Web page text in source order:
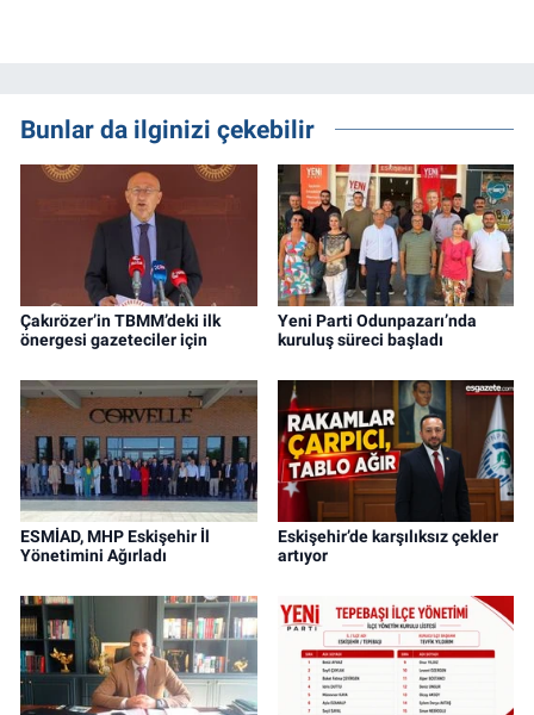
Bunlar da ilginizi çekebilir
Çakırözer’in TBMM’deki ilk
önergesi gazeteciler için
Yeni Parti Odunpazarı’nda
kuruluş süreci başladı
ESMİAD, MHP Eskişehir İl
Yönetimini Ağırladı
Eskişehir’de karşılıksız çekler
artıyor